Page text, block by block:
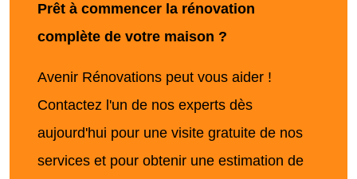
Prêt à commencer la rénovation
complète de votre maison ?
Avenir Rénovations peut vous aider !
Contactez l'un de nos experts dès
aujourd'hui pour une visite gratuite de nos
services et pour obtenir une estimation de